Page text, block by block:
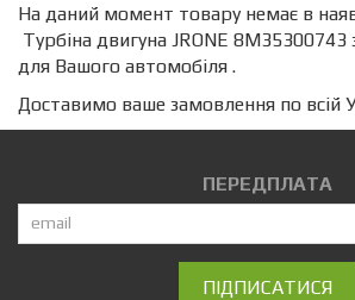
На даний момент товару немає в
Турбіна двигуна JRONE
для Вашого автомобіля .
Доставимо ваше замовлення по всій
ПЕРЕДПЛАТА
ПІДПИСАТИСЯ